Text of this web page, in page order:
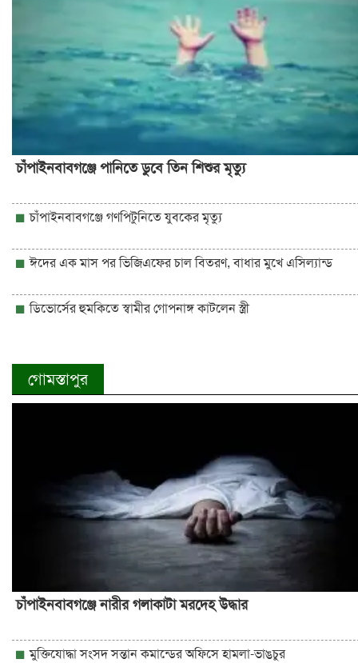
চাঁপাইনবাবগঞ্জে পানিতে ডুবে তিন শিশুর মৃত্যু
চাঁপাইনবাবগঞ্জে গণপিটুনিতে যুবকের মৃত্যু
ঈদের এক মাস পর ভিজিএফের চাল বিতরণ, বাধার মুখে এসিল্যান্ড
ডিভোর্সের হুমকিতে স্বামীর গোপনাঙ্গ কাটলেন স্ত্রী
গোমস্তাপুর
চাঁপাইনবাবগঞ্জে নারীর গলাকাটা মরদেহ উদ্ধার
মুক্তিযোদ্ধা সংসদ সন্তান কমান্ডের অফিসে হামলা-ভাঙচুর